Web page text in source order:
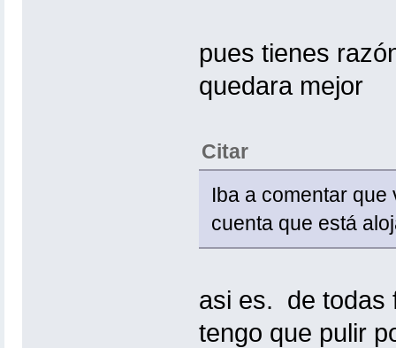
pues tienes
quedara mejor
Citar
Iba a comentar
cuenta que está
asi es. de todas
tengo que pulir